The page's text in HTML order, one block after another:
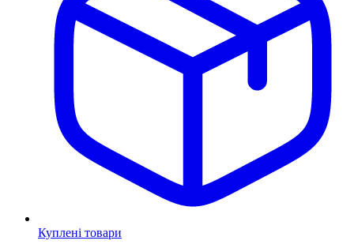
Куплені товари